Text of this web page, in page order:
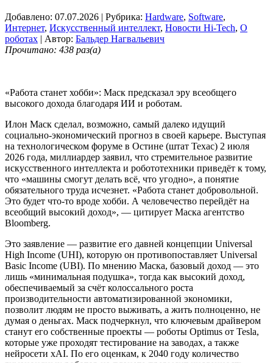
Добавлено: 07.07.2026 | Рубрика: Hardware, Software,
Интернет, Искусственный интеллект, Новости Hi-Tech, О
роботах | Автор: Бальдер Нагвальевич
Прочитано: 438 раз(а)
«Работа станет хобби»: Маск предсказал эру всеобщего
высокого дохода благодаря ИИ и роботам.
Илон Маск сделал, возможно, самый далеко идущий
социально-экономический прогноз в своей карьере. Выступая
на технологическом форуме в Остине (штат Техас) 2 июля
2026 года, миллиардер заявил, что стремительное развитие
искусственного интеллекта и робототехники приведёт к тому,
что «машины смогут делать всё, что угодно», а понятие
обязательного труда исчезнет. «Работа станет добровольной.
Это будет что-то вроде хобби. А человечество перейдёт на
всеобщий высокий доход», — цитирует Маска агентство
Bloomberg.
Это заявление — развитие его давней концепции Universal
High Income (UHI), которую он противопоставляет Universal
Basic Income (UBI). По мнению Маска, базовый доход — это
лишь «минимальная подушка», тогда как высокий доход,
обеспечиваемый за счёт колоссального роста
производительности автоматизированной экономики,
позволит людям не просто выживать, а жить полноценно, не
думая о деньгах. Маск подчеркнул, что ключевым драйвером
станут его собственные проекты — роботы Optimus от Tesla,
которые уже проходят тестирование на заводах, а также
нейросети xAI. По его оценкам, к 2040 году количество